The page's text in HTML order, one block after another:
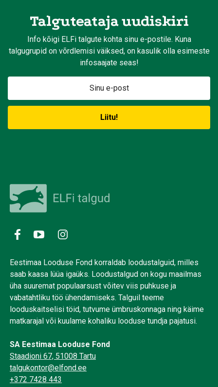
Talguteataja uudiskiri
Info kõigi ELFi talgute kohta sinu e-postile. Kuna
talgugrupid on võrdlemisi väiksed, on kasulik olla esimeste
infosaajate seas!
Eestimaa Looduse Fond korraldab loodustalguid, milles
saab kaasa lüüa igaüks. Loodustalgud on kogu maailmas
üha suuremat populaarsust võitev viis puhkuse ja
vabatahtliku töö ühendamiseks. Talguil teeme
looduskaitselisi töid, tutvume ümbruskonnaga ning käime
matkarajal või kuulame kohaliku looduse tundja pajatusi.
SA Eestimaa Looduse Fond
Staadioni 67, 51008 Tartu
talgukontor@elfond.ee
+372 7428 443